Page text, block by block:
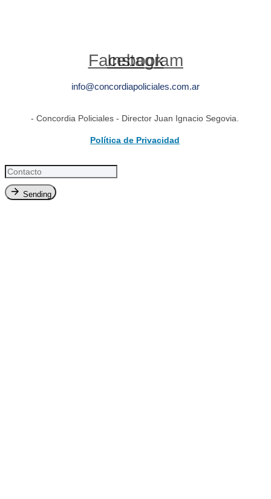
Facebook
Instagram
info@concordiapoliciales.com.ar
- Concordia Policiales - Director Juan Ignacio Segovia.
Política de Privacidad
Sending